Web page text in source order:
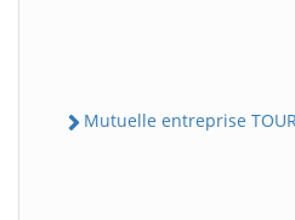
Mutuelle entreprise